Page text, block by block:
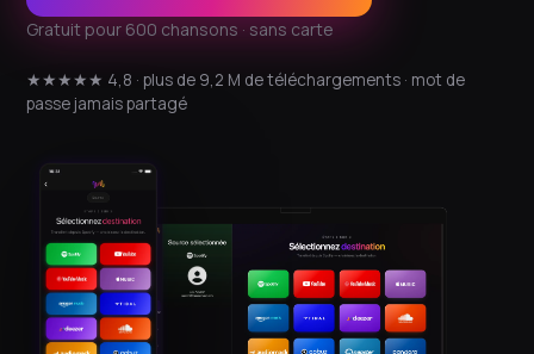
Gratuit pour 600 chansons · sans carte
★★★★★ 4,8 · plus de 9,2 M de téléchargements · mot de
passe jamais partagé